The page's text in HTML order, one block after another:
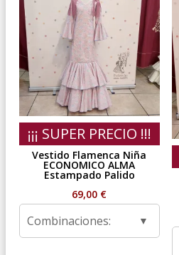
¡¡¡ SUPER PRECIO !!!
Vestido Flamenca Niña
ECONOMICO ALMA
Estampado Palido
69,00 €
Combinaciones: